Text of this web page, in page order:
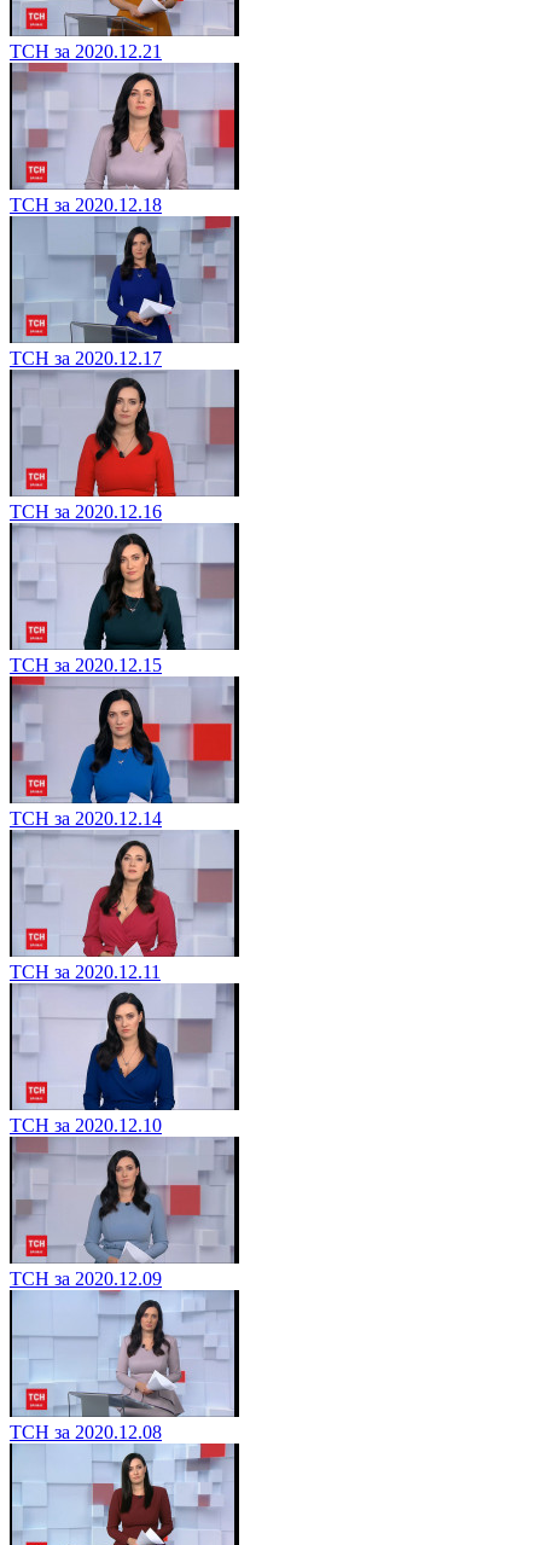
ТСН за 2020.12.21
ТСН за 2020.12.18
ТСН за 2020.12.17
ТСН за 2020.12.16
ТСН за 2020.12.15
ТСН за 2020.12.14
ТСН за 2020.12.11
ТСН за 2020.12.10
ТСН за 2020.12.09
ТСН за 2020.12.08